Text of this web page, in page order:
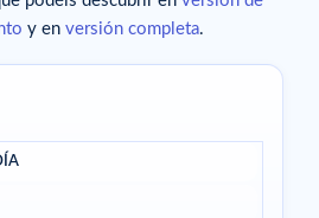
y en versión completa.